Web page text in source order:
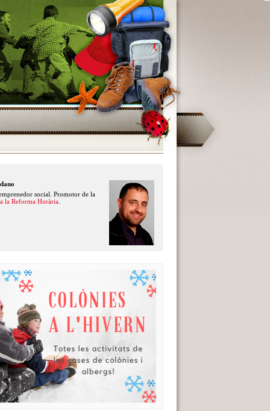
social. Promotor de la
la Reforma Horària